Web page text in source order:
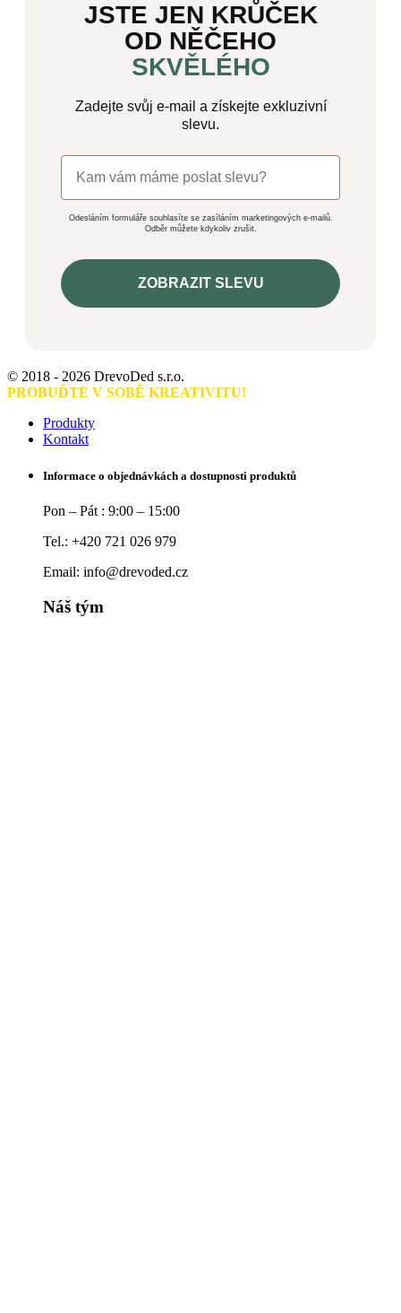
JSTE JEN KRŮČEK
OD NĚČEHO
SKVĚLÉHO
Zadejte svůj e-mail a získejte exkluzivní
slevu.
Odesláním formuláře souhlasíte se zasíláním marketingových e-mailů.
Odběr můžete kdykoliv zrušit.
ZOBRAZIT SLEVU
© 2018 - 2026 DrevoDed s.r.o.
PROBUĎTE V SOBĚ KREATIVITU!
Produkty
Kontakt
Informace o objednávkách a dostupnosti produktů
Pon – Pát : 9:00 – 15:00
Tel.: +420 721 026 979
Email: info@drevoded.cz
Náš tým